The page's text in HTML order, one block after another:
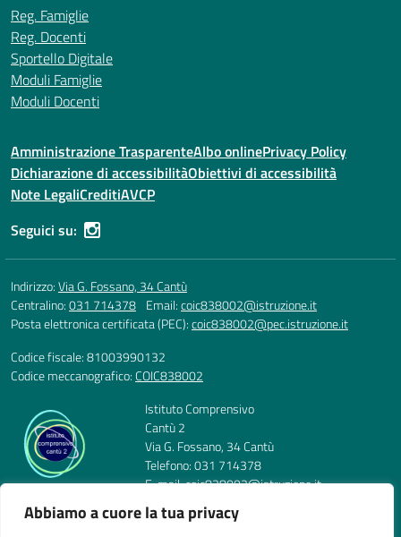
Abbiamo a cuore la tua privacy
Reg. Famiglie
Reg. Docenti
Sportello Digitale
Moduli Famiglie
Moduli Docenti
Amministrazione TrasparenteAlbo onlinePrivacy Policy
Dichiarazione di accessibilitàObiettivi di accessibilità
Note LegaliCreditiAVCP
Seguici su:
Indirizzo:Via G. Fossano, 34 Cantù
Centralino:031 714378 Email:coic838002@istruzione.it
Posta elettronica certificata (PEC):coic838002@pec.istruzione.it
Codice fiscale: 81003990132
Codice meccanografico:COIC838002
Istituto Comprensivo
Cantù 2
Via G. Fossano, 34 Cantù
Telefono: 031 714378
E-mail: coic838002@istruzione.it
PEC: coic838002@pec.istruzione.it
Codice Meccanografico: COIC838002